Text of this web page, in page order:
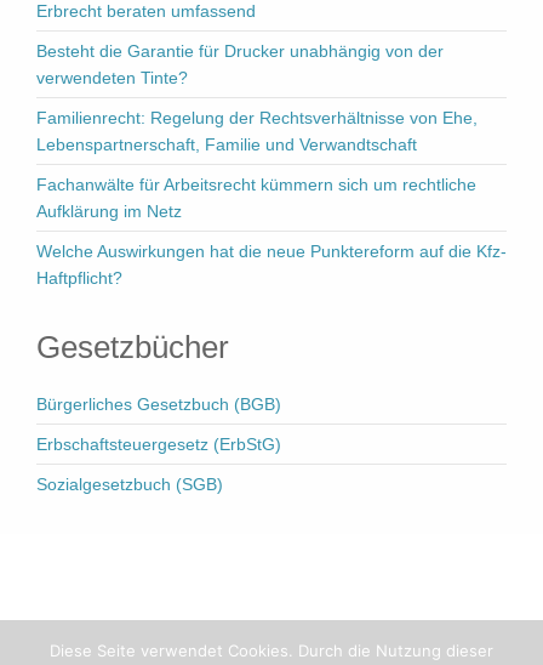
Erbrecht beraten umfassend
Besteht die Garantie für Drucker unabhängig von der
verwendeten Tinte?
Familienrecht: Regelung der Rechtsverhältnisse von Ehe,
Lebenspartnerschaft, Familie und Verwandtschaft
Fachanwälte für Arbeitsrecht kümmern sich um rechtliche
Aufklärung im Netz
Welche Auswirkungen hat die neue Punktereform auf die Kfz-
Haftpflicht?
Gesetzbücher
Bürgerliches Gesetzbuch (BGB)
Erbschaftsteuergesetz (ErbStG)
Sozialgesetzbuch (SGB)
Copyright 2018Impressum • Datenschutz •Sitemap
Diese Seite verwendet Cookies. Durch die Nutzung dieser